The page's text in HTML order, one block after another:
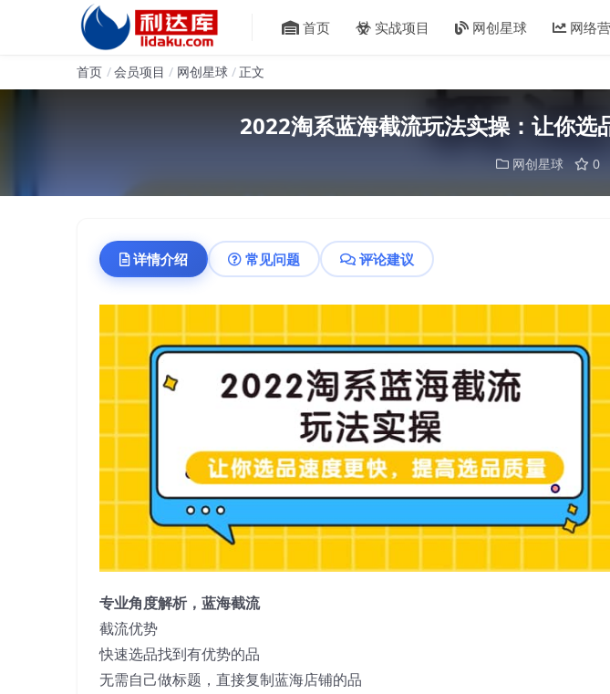
首页 实战项目 网创星球 网络
首页 会员项目 网创星球 正文
2022淘系蓝海截流玩法实操：让你选
网创星球 0
详情介绍 常见问题 评论建议
专业角度解析，蓝海截流
截流优势
快速选品找到有优势的品
无需自己做标题，直接复制蓝海店铺的品